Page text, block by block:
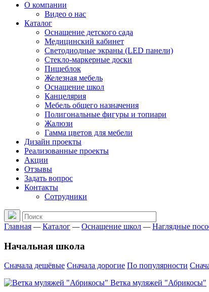
О компании
Видео о нас
Каталог
Оснащение детского сада
Медицинский кабинет
Светодиодные экраны (LED панели)
Стекло-маркерные доски
Пищеблок
Железная мебель
Оснащение школ
Канцелярия
Мебель общего назначения
Полигональные фигуры и топиари
Жалюзи
Гамма цветов для мебели
Дизайн проекты
Реализованные проекты
Акции
Отзывы
Задать вопрос
Контакты
Сотрудники
Главная —Каталог —Оснащение школ —Наглядные
Начальная школа
Сначала дешёвые Сначала дорогие По популярности
Ветка муляжей "Абрикосы"